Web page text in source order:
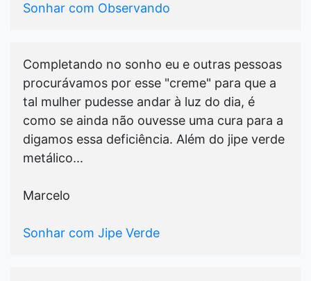
Sonhar com Observando
Completando no sonho eu e outras pessoas
procurávamos por esse "creme" para que a
tal mulher pudesse andar à luz do dia, é
como se ainda não ouvesse uma cura para a
digamos essa deficiência. Além do jipe verde
metálico...
Marcelo
Sonhar com Jipe Verde